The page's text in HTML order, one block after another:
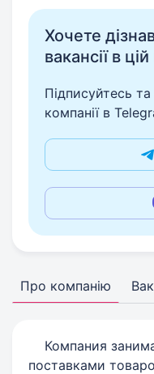
Хочете
вакансії в
Підписуйтесь та
компанії в
Про компанію
Компания
поставками